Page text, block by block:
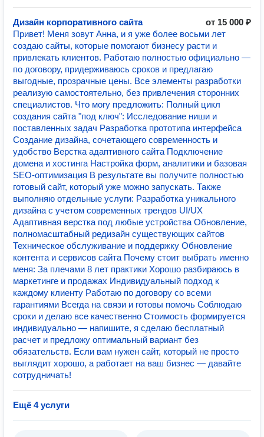
Дизайн корпоративного сайта
от 15 000 ₽
Привет! Меня зовут Анна, и я уже более восьми лет
создаю сайты, которые помогают бизнесу расти и
привлекать клиентов. Работаю полностью официально —
по договору, придерживаюсь сроков и предлагаю
выгодные, прозрачные цены. Все элементы разработки
реализую самостоятельно, без привлечения сторонних
специалистов. Что могу предложить: Полный цикл
создания сайта "под ключ": Исследование ниши и
поставленных задач Разработка прототипа интерфейса
Создание дизайна, сочетающего современность и
удобство Верстка адаптивного сайта Подключение
домена и хостинга Настройка форм, аналитики и базовая
SEO-оптимизация В результате вы получите полностью
готовый сайт, который уже можно запускать. Также
выполняю отдельные услуги: Разработка уникального
дизайна с учетом современных трендов UI/UX
Адаптивная верстка под любые устройства Обновление,
полномасштабный редизайн существующих сайтов
Техническое обслуживание и поддержку Обновление
контента и сервисов сайта Почему стоит выбрать именно
меня: За плечами 8 лет практики Хорошо разбираюсь в
маркетинге и продажах Индивидуальный подход к
каждому клиенту Работаю по договору со всеми
гарантиями Всегда на связи и готовы помочь Соблюдаю
сроки и делаю все качественно Стоимость формируется
индивидуально — напишите, я сделаю бесплатный
расчет и предложу оптимальный вариант без
обязательств. Если вам нужен сайт, который не просто
выглядит хорошо, а работает на ваш бизнес — давайте
сотрудничать!
Ещё 4 услуги